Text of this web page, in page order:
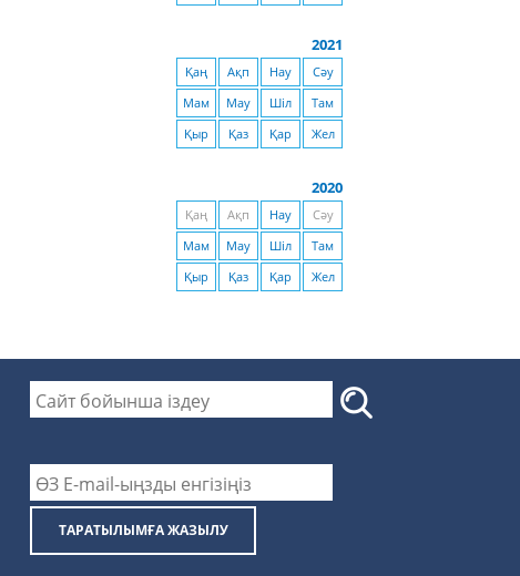
2021
Қаң Ақп Нау
Сәу
Мам
Мау Шіл
Там
Қыр
Қаз Қар Жел
2020
Қаң Ақп Нау
Сәу
Мам
Мау Шіл
Там
Қыр
Қаз Қар Жел
ТАРАТЫЛЫМҒА ЖАЗЫЛУ